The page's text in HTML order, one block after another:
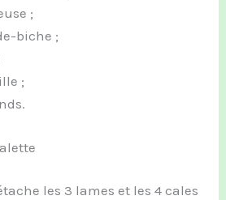
;
biche ;
;
les 3 lames et les 4 cales